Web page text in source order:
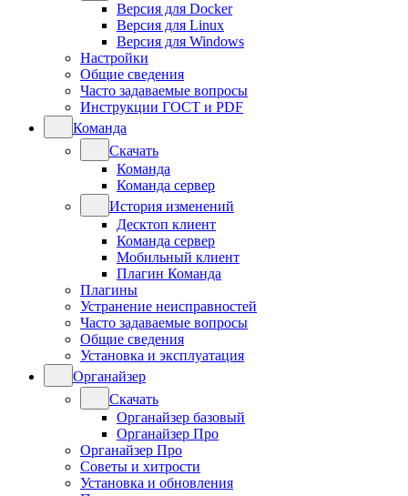
Версия для Docker
Версия для Linux
Версия для Windows
Настройки
Общие сведения
Часто задаваемые вопросы
Инструкции ГОСТ и PDF
Команда
Скачать
Команда
Команда сервер
История изменений
Десктоп клиент
Команда сервер
Мобильный клиент
Плагин Команда
Плагины
Устранение неисправностей
Часто задаваемые вопросы
Общие сведения
Установка и эксплуатация
Органайзер
Скачать
Органайзер базовый
Органайзер Про
Органайзер Про
Советы и хитрости
Установка и обновления